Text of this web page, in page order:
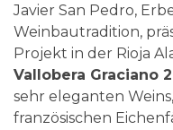
Javier San Pedro,
Weinbautradition,
Projekt in der Rioja
Vallobera Graciano
sehr eleganten
französischen